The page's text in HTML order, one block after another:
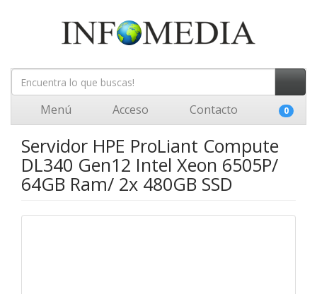
Menú Acceso Contacto 0
Servidor HPE ProLiant Compute
DL340 Gen12 Intel Xeon 6505P/
64GB Ram/ 2x 480GB SSD